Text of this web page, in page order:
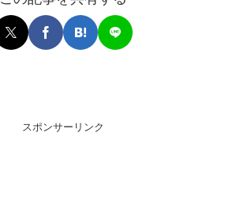
スポンサーリンク